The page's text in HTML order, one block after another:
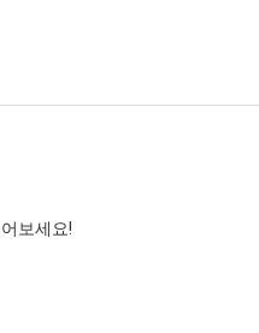
보세요!